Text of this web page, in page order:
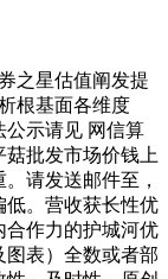
之星估值阐发提
根基面各维度
公示请见 网信算
菇批发市场价钱上
请发送邮件至，
低。营收获长性优
合作力的护城河优
图表）全数或者部